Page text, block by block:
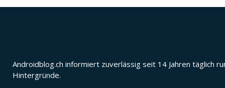
Androidblog.ch informiert zuverlässig seit 14 Jahren täglich
Hintergründe.